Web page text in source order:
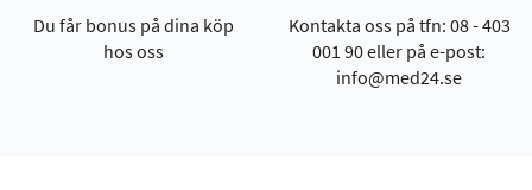
Du får bonus på dina köp
hos oss
Kontakta oss på tfn: 08 - 403
001 90 eller på e-post:
info@med24.se